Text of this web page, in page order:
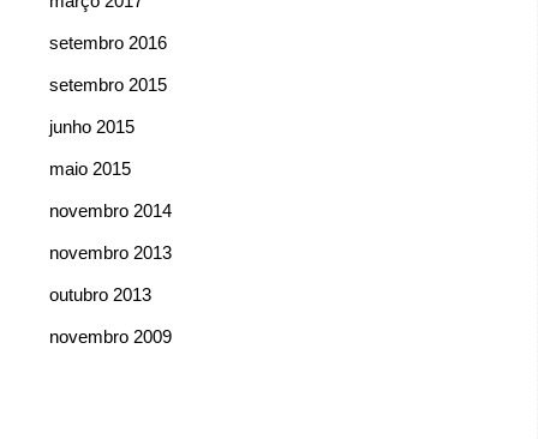
setembro 2016
setembro 2015
junho 2015
maio 2015
novembro 2014
novembro 2013
outubro 2013
novembro 2009